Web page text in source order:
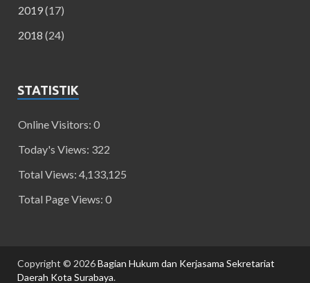
2019(17)
2018 (24)
STATISTIK
Online Visitors: 0
Today's Views: 322
Total Views: 4,133,125
Total Page Views: 0
Copyright © 2026Bagian Hukum dan Kerjasama Sekretariat
Daerah Kota Surabaya.